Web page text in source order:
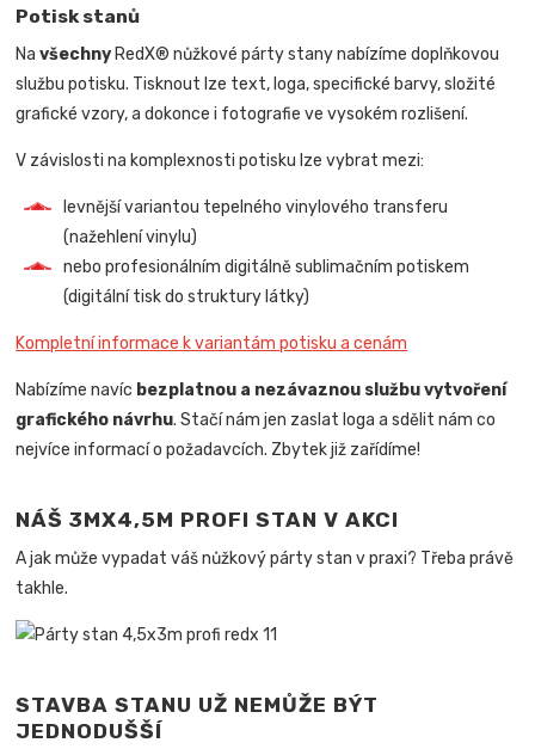
Potisk stanů
Navšechny RedX® nůžkové párty stany nabízíme doplňkovou
službu potisku. Tisknout lze text, loga, specifické barvy, složité
grafické vzory, a dokonce i fotografie ve vysokém rozlišení.
V závislosti na komplexnosti potisku lze vybrat mezi:
levnější variantou tepelného vinylového transferu
(nažehlení vinylu)
nebo profesionálním digitálně sublimačním potiskem
(digitální tisk do struktury látky)
Kompletní informace k variantám potisku a cenám
Nabízíme navíc bezplatnou a nezávaznou službu vytvoření
grafického návrhu. Stačí nám jen zaslat loga a sdělit nám co
nejvíce informací o požadavcích. Zbytek již zařídíme!
NÁŠ 3MX4,5M PROFI STAN V AKCI
A jak může vypadat váš nůžkový párty stan v praxi? Třeba právě
takhle.
STAVBA STANU UŽ NEMŮŽE BÝT
JEDNODUŠŠÍ